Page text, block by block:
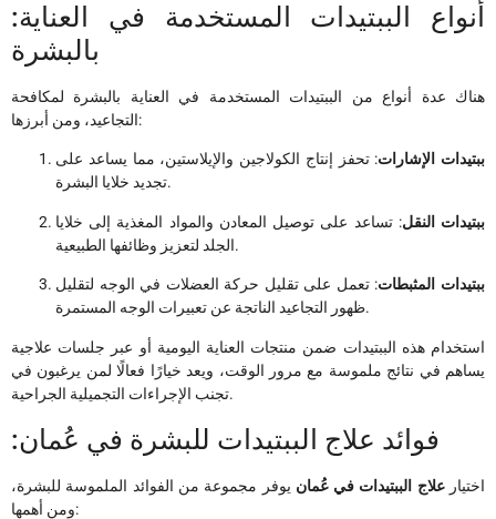
:أنواع الببتيدات المستخدمة في العناية
بالبشرة
هناك عدة أنواع من الببتيدات المستخدمة في العناية بالبشرة لمكافحة
التجاعيد، ومن أبرزها:
ببتيدات الإشارات: تحفز إنتاج الكولاجين والإيلاستين، مما يساعد على
تجديد خلايا البشرة.
ببتيدات النقل: تساعد على توصيل المعادن والمواد المغذية إلى خلايا
الجلد لتعزيز وظائفها الطبيعية.
ببتيدات المثبطات: تعمل على تقليل حركة العضلات في الوجه لتقليل
ظهور التجاعيد الناتجة عن تعبيرات الوجه المستمرة.
استخدام هذه الببتيدات ضمن منتجات العناية اليومية أو عبر جلسات علاجية
يساهم في نتائج ملموسة مع مرور الوقت، ويعد خيارًا فعالًا لمن يرغبون في
تجنب الإجراءات التجميلية الجراحية.
:فوائد علاج الببتيدات للبشرة في عُمان
اختيارعلاج الببتيدات في عُمان يوفر مجموعة من الفوائد الملموسة للبشرة،
ومن أهمها: